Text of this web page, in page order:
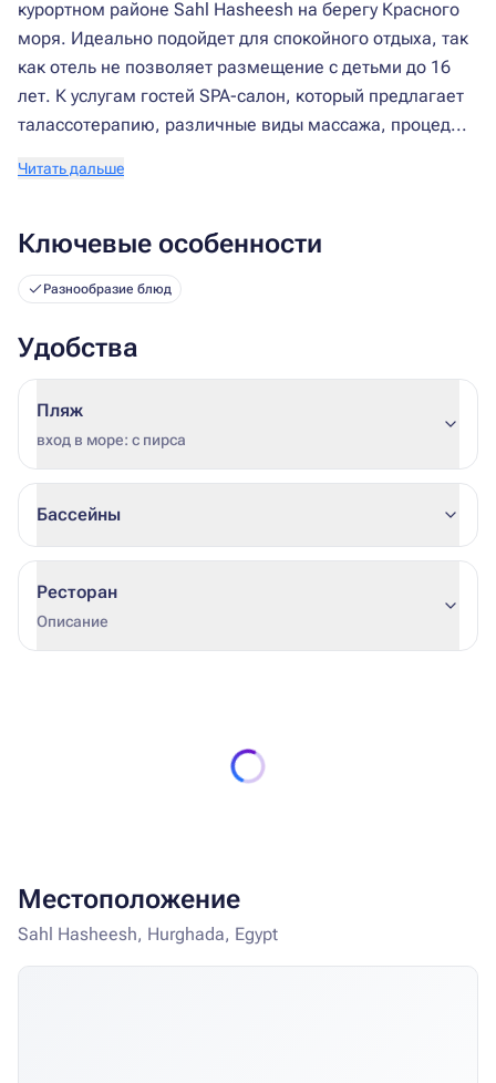
курортном районе Sahl Hasheesh на берегу Красного
моря. Идеально подойдет для спокойного отдыха, так
как отель не позволяет размещение с детьми до 16
лет. К услугам гостей SPA-салон, который предлагает
талассотерапию, различные виды массажа, процед...
Читать дальше
Ключевые особенности
Разнообразие блюд
Удобства
Пляж
вход в море: с пирса
Бассейны
Ресторан
Описание
Местоположение
Sahl Hasheesh, Hurghada, Egypt